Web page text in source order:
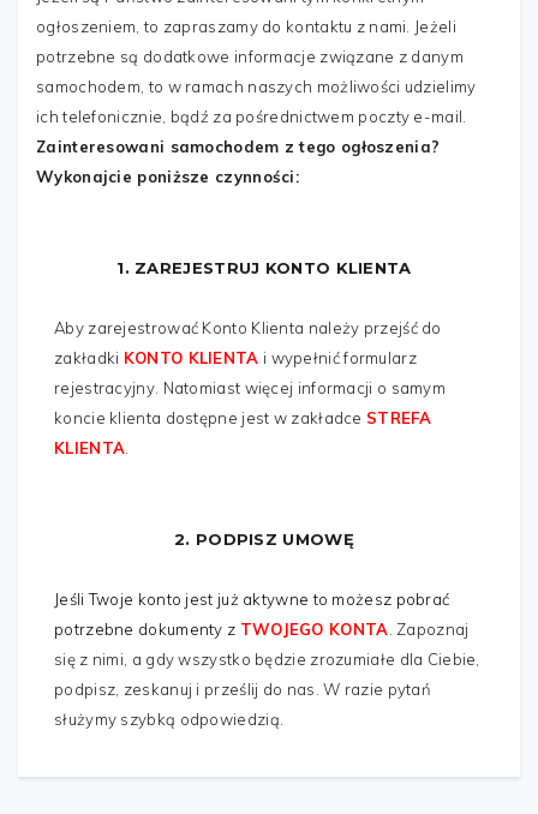
TELEFON
WIADOMOŚĆ*
Wyślij
ogłoszeniem, to zapraszamy do kontaktu z nami. Jeżeli
potrzebne są dodatkowe informacje związane z danym
samochodem, to w ramach naszych możliwości udzielimy
ich telefonicznie, bądź za pośrednictwem poczty e-mail.
Zainteresowani samochodem z tego ogłoszenia?
Wykonajcie poniższe czynności:
1. ZAREJESTRUJ KONTO KLIENTA
Aby zarejestrować Konto Klienta należy przejść do
zakładki KONTO KLIENTA i wypełnić formularz
rejestracyjny. Natomiast więcej informacji o samym
koncie klienta dostępne jest w zakładce STREFA
KLIENTA
2. PODPISZ UMOWĘ
Jeśli Twoje konto jest już aktywne to możesz pobrać
potrzebne dokumenty z TWOJEGO KONTA Zapoznaj
się z nimi, a gdy wszystko będzie zrozumiałe dla Ciebie,
podpisz, zeskanuj i prześlij do nas. W razie pytań
służymy szybką odpowiedzią.